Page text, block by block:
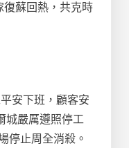
復蘇回熱，共克時
安下班，顧客安
城嚴厲遵照停工
停止周全消殺。